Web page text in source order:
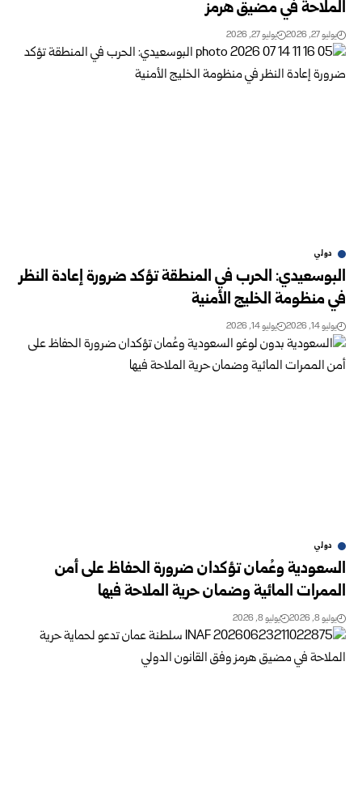
الملاحة في مضيق هرمز
يوليو 27, 2026 يوليو 27, 2026
دولي
البوسعيدي: الحرب في المنطقة تؤكد ضرورة إعادة النظر
في منظومة الخليج الأمنية
يوليو 14, 2026 يوليو 14, 2026
دولي
السعودية وعُمان تؤكدان ضرورة الحفاظ على أمن
الممرات المائية وضمان حرية الملاحة فيها
يوليو 8, 2026 يوليو 8, 2026